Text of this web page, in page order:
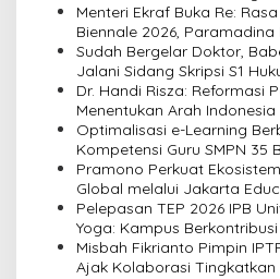
Lima Dusun Desa Laikang
Menteri Ekraf Buka Re:
Biennale 2026,
Budaya Visual
Sudah Bergelar Doktor,
Jalani Sidang Skripsi S1
Dr. Handi Risza: Reformasi
Menentukan Arah
Optimalisasi e-Learning
Kompetensi Guru SMPN 35
Alpha
Pramono Perkuat
Global melalui Jakarta
Center
Pelepasan TEP 2026 IPB
Yoga: Kampus
Transmigrasi
Misbah Fikrianto Pimpin
Ajak Kolaborasi Tingkatkan